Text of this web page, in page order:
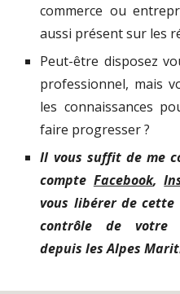
commerce ou
aussi présent sur les
Peut-être disposez
professionnel, mais
les connaissances
faire progresser ?
Il vous suffit de me
compte Facebook,
vous libérer de
contrôle de votre
depuis les Alpes